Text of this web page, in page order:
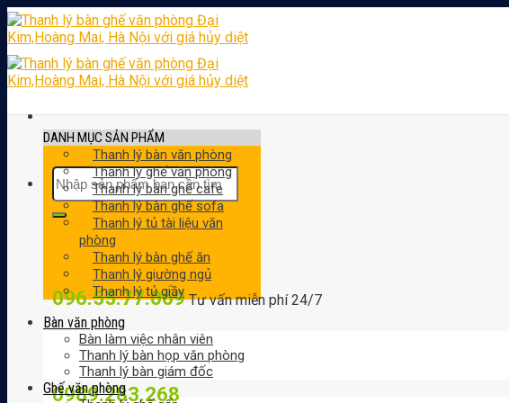
Skip
to
content
Tìm
kiếm:
096.55.77.069Tư vấn miễn phí 24/7
0989.283.268
DANH MỤC SẢN PHẨM
Thanh lý bàn văn phòng
Thanh lý ghế văn phòng
Thanh lý bàn ghế cafe
Thanh lý bàn ghế sofa
Thanh lý tủ tài liệu văn
phòng
Thanh lý bàn ghế ăn
Thanh lý giường ngủ
Thanh lý tủ giầy
Bàn văn phòng
Bàn làm việc nhân viên
Thanh lý bàn họp văn phòng
Thanh lý bàn giám đốc
Ghế văn phòng